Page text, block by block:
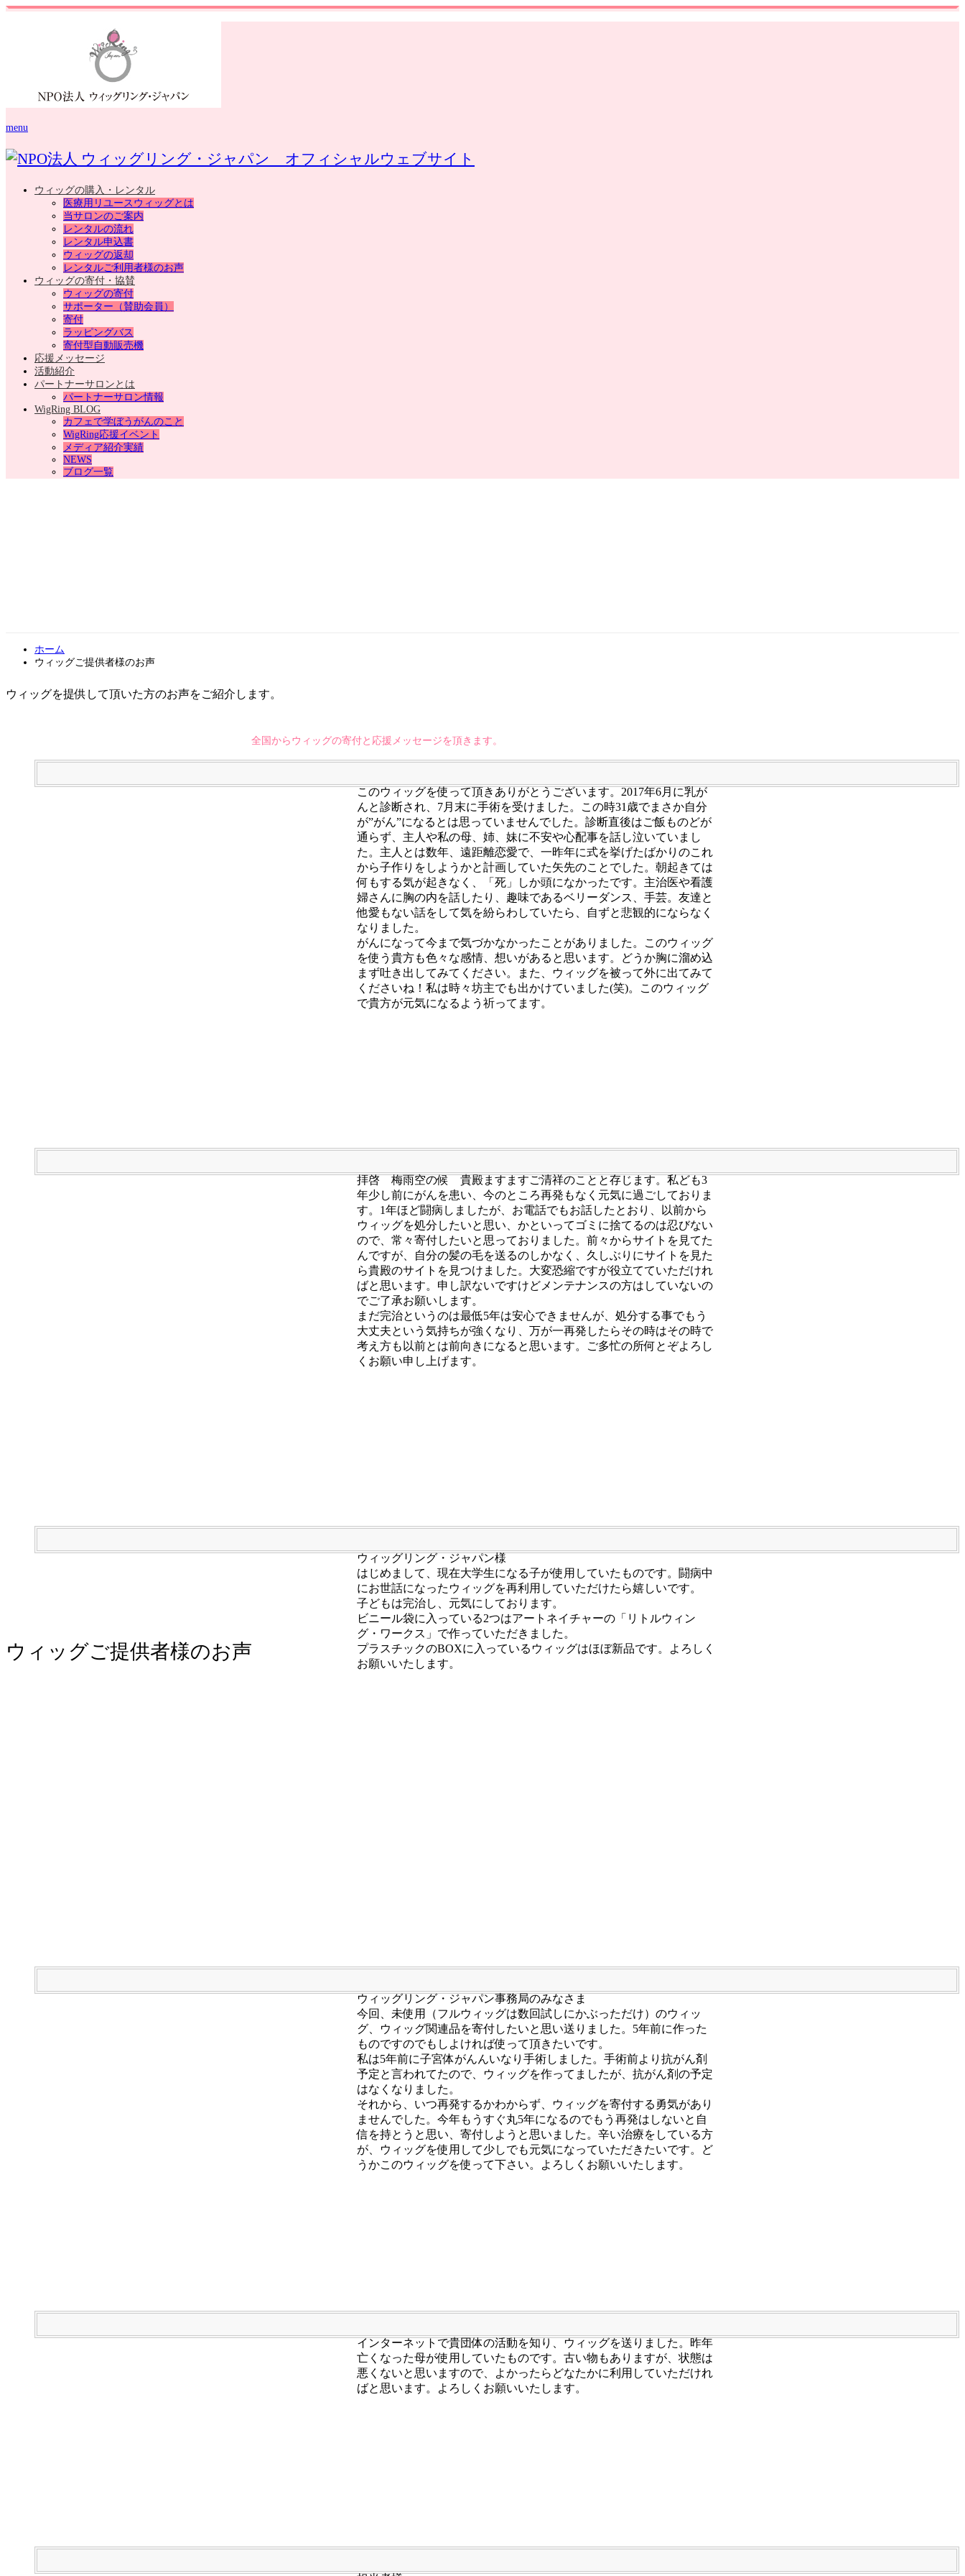
menu
ウィッグの購入・レンタル
医療用リユースウィッグとは
当サロンのご案内
レンタルの流れ
レンタル申込書
ウィッグの返却
レンタルご利用者様のお声
ウィッグの寄付・協賛
ウィッグの寄付
サポーター（賛助会員）
寄付
ラッピングバス
寄付型自動販売機
応援メッセージ
活動紹介
パートナーサロンとは
パートナーサロン情報
WigRing BLOG
カフェで学ぼうがんのこと
WigRing応援イベント
メディア紹介実績
NEWS
ブログ一覧
ウィッグご提供者様のお声
ホーム
ウィッグご提供者様のお声
ウィッグを提供して頂いた方のお声をご紹介します。
全国からウィッグの寄付と応援メッセージを頂きます。
このウィッグを使って頂きありがとうございます。2017年6月に乳が
んと診断され、7月末に手術を受けました。この時31歳でまさか自分
が”がん”になるとは思っていませんでした。診断直後はご飯ものどが
通らず、主人や私の母、姉、妹に不安や心配事を話し泣いていまし
た。主人とは数年、遠距離恋愛で、一昨年に式を挙げたばかりのこれ
から子作りをしようかと計画していた矢先のことでした。朝起きては
何もする気が起きなく、「死」しか頭になかったです。主治医や看護
婦さんに胸の内を話したり、趣味であるベリーダンス、手芸。友達と
他愛もない話をして気を紛らわしていたら、自ずと悲観的にならなく
なりました。
がんになって今まで気づかなかったことがありました。このウィッグ
を使う貴方も色々な感情、想いがあると思います。どうか胸に溜め込
まず吐き出してみてください。また、ウィッグを被って外に出てみて
くださいね！私は時々坊主でも出かけていました(笑)。このウィッグ
で貴方が元気になるよう祈ってます。
拝啓 梅雨空の候 貴殿ますますご清祥のことと存じます。私ども3
年少し前にがんを患い、今のところ再発もなく元気に過ごしておりま
す。1年ほど闘病しましたが、お電話でもお話したとおり、以前から
ウィッグを処分したいと思い、かといってゴミに捨てるのは忍びない
ので、常々寄付したいと思っておりました。前々からサイトを見てた
んですが、自分の髪の毛を送るのしかなく、久しぶりにサイトを見た
ら貴殿のサイトを見つけました。大変恐縮ですが役立てていただけれ
ばと思います。申し訳ないですけどメンテナンスの方はしていないの
でご了承お願いします。
まだ完治というのは最低5年は安心できませんが、処分する事でもう
大丈夫という気持ちが強くなり、万が一再発したらその時はその時で
考え方も以前とは前向きになると思います。ご多忙の所何とぞよろし
くお願い申し上げます。
ウィッグリング・ジャパン様
はじめまして、現在大学生になる子が使用していたものです。闘病中
にお世話になったウィッグを再利用していただけたら嬉しいです。
子どもは完治し、元気にしております。
ビニール袋に入っている2つはアートネイチャーの「リトルウィン
グ・ワークス」で作っていただきました。
プラスチックのBOXに入っているウィッグはほぼ新品です。よろしく
お願いいたします。
ウィッグリング・ジャパン事務局のみなさま
今回、未使用（フルウィッグは数回試しにかぶっただけ）のウィッ
グ、ウィッグ関連品を寄付したいと思い送りました。5年前に作った
ものですのでもしよければ使って頂きたいです。
私は5年前に子宮体がんんいなり手術しました。手術前より抗がん剤
予定と言われてたので、ウィッグを作ってましたが、抗がん剤の予定
はなくなりました。
それから、いつ再発するかわからず、ウィッグを寄付する勇気があり
ませんでした。今年もうすぐ丸5年になるのでもう再発はしないと自
信を持とうと思い、寄付しようと思いました。辛い治療をしている方
が、ウィッグを使用して少しでも元気になっていただきたいです。ど
うかこのウィッグを使って下さい。よろしくお願いいたします。
インターネットで貴団体の活動を知り、ウィッグを送りました。昨年
亡くなった母が使用していたものです。古い物もありますが、状態は
悪くないと思いますので、よかったらどなたかに利用していただけれ
ばと思います。よろしくお願いいたします。